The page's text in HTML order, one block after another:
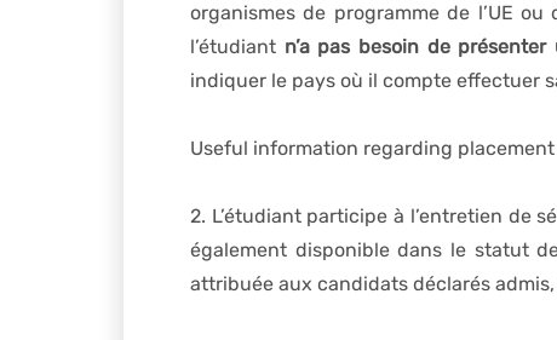
organismes de programme de l’UE
l’étudiant n’a pas besoin de
indiquer le pays où il compte effectuer
Useful information regarding
2. L’étudiant participe à l’entretien de
également disponible dans le statut
attribuée aux candidats déclarés